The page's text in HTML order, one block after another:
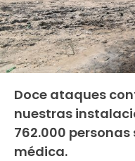
Doce ataques
nuestras
762.000
médica.